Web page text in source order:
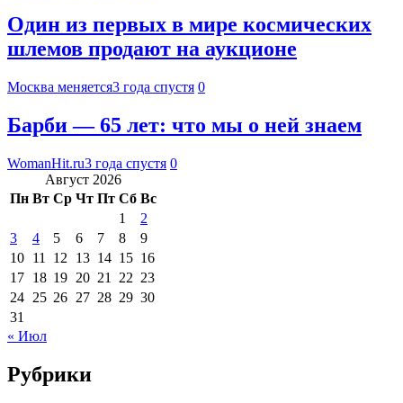
Один из первых в мире космических
шлемов продают на аукционе
Москва меняется3 года спустя 0
Барби — 65 лет: что мы о ней знаем
WomanHit.ru3 года спустя 0
Август 2026
Пн Вт Ср Чт Пт Сб Вс
1
2
3
4 5 6 7 8
9
10 11 12 13 14 15 16
17 18 19 20 21 22 23
24 25 26 27 28 29 30
31
« Июл
Рубрики